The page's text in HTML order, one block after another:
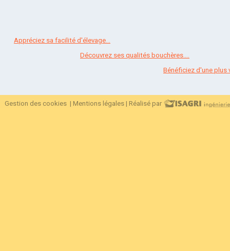
Appréciez sa facilité d'élevage...
Découvrez ses qualités bouchères....
Bénéficiez d'une plus
Gestion des cookies | Mentions légales | Réalisé par